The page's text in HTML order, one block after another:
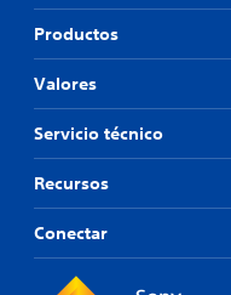
Productos
Valores
Servicio técnico
Recursos
Conectar